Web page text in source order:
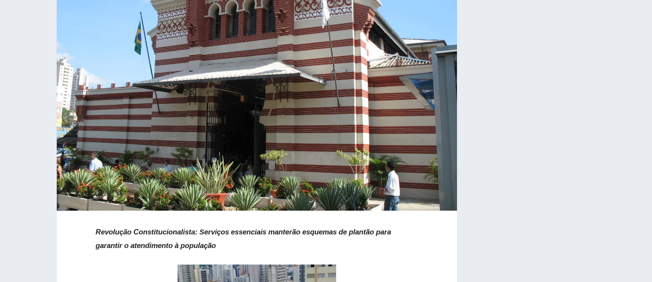
Revolução Constitucionalista: Serviços essenciais manterão esquemas de plantão para
garantir o atendimento à população